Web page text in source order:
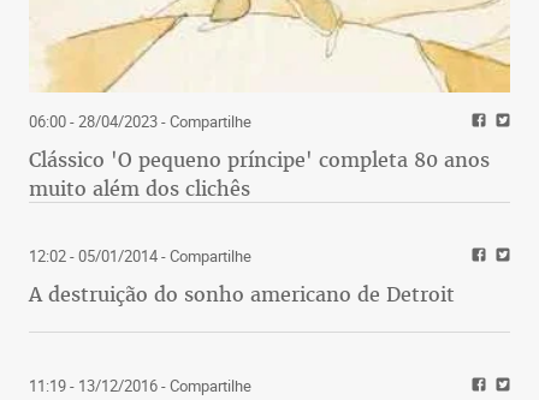
06:00 - 28/04/2023- Compartilhe
Clássico 'O pequeno príncipe' completa 80 anos
muito além dos clichês
12:02 - 05/01/2014- Compartilhe
A destruição do sonho americano de Detroit
11:19 - 13/12/2016- Compartilhe